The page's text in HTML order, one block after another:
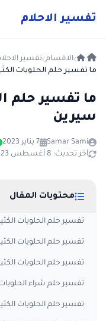
تفسير الاحلام
الاقسام تفسير
ما تفسير حلم الحلويات
ما تفسير حلم
سيرين
Samar Sami 7 يناير 2023
آخر تحديث: 8 أغسطس 2023
محتويات المقال
تفسير حلم الحلويات
تفسير حلم الحلويات
تفسير حلم الحلويات
تفسير حلم شراء الحلويات
تفسير حلم الحلويات